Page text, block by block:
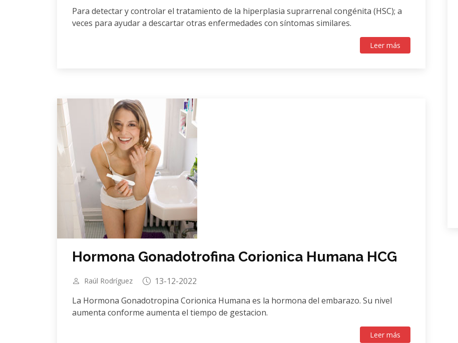
Para detectar y controlar el tratamiento de la hiperplasia suprarrenal congénita (HSC); a
veces para ayudar a descartar otras enfermedades con síntomas similares.
Leer más
Hormona Gonadotrofina Corionica Humana HCG
Raúl Rodríguez
13-12-2022
La Hormona Gonadotropina Corionica Humana es la hormona del embarazo. Su nivel
aumenta conforme aumenta el tiempo de gestacion.
Leer más